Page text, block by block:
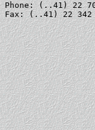
Phone: (..41) 22